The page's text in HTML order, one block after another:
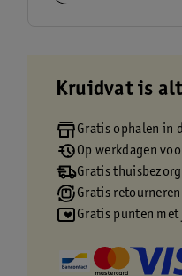
Kruidvat is
Gratis ophalen in
Op werkdagen
Gratis
Gratis
Gratis punten